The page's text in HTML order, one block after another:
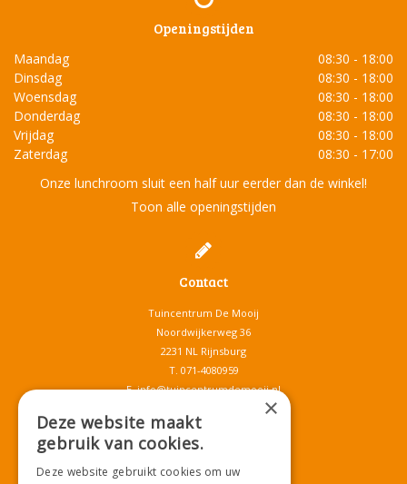
Openingstijden
Maandag
08:30 - 18:00
Dinsdag
08:30 - 18:00
Woensdag
08:30 - 18:00
Donderdag
08:30 - 18:00
Vrijdag
08:30 - 18:00
Zaterdag
08:30 - 17:00
Onze lunchroom sluit een half uur eerder dan de winkel!
Toon alle openingstijden
Contact
Tuincentrum De Mooij
Noordwijkerweg 36
2231 NL Rijnsburg
T. 071-4080959
E.info@tuincentrumdemooij.nl
Download onze App!
×
Deze website maakt
gebruik van cookies.
Deze website gebruikt cookies om uw